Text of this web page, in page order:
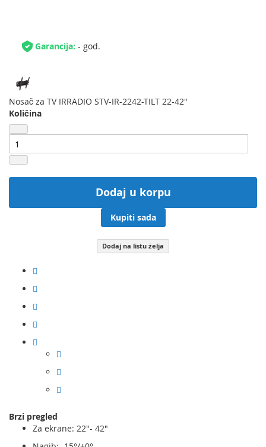
Garancija: - god.
Nosač za TV IRRADIO STV-IR-2242-TILT 22-42"
Količina
Dodaj u korpu
Kupiti sada
Dodaj na listu želja
Brzi pregled
Za ekrane: 22"- 42"